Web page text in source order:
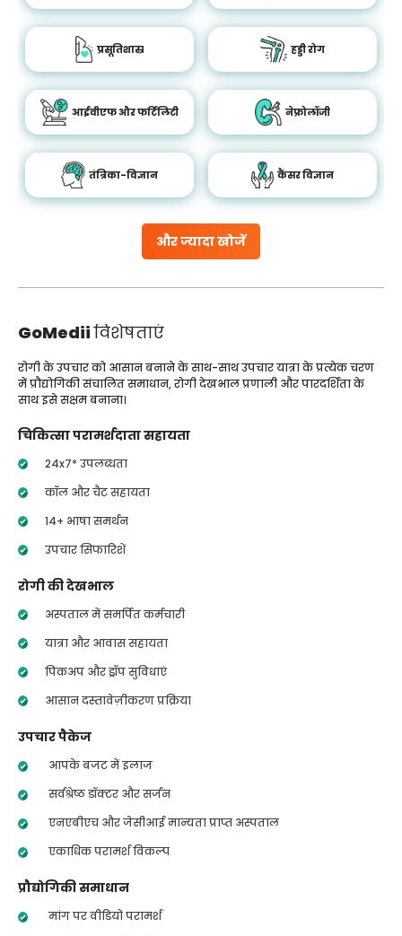
और ज्यादा खोजें
प्रसूतिशास्र हड्डी रोग
आईवीएफ और फर्टिलिटी नेफ्रोलॉजी
तंत्रिका-विज्ञान कैंसर विज्ञान
GoMediiविशेषताएं
रोगी के उपचार को आसान बनाने के साथ-साथ उपचार यात्रा के प्रत्येक चरण
में प्रौद्योगिकी संचालित समाधान, रोगी देखभाल प्रणाली और पारदर्शिता के
साथ इसे सक्षम बनाना।
चिकित्सा परामर्शदाता सहायता
24x7* उपलब्धता
कॉल और चैट सहायता
14+ भाषा समर्थन
उपचार सिफारिशें
रोगी की देखभाल
अस्पताल में समर्पित कर्मचारी
यात्रा और आवास सहायता
पिकअप और ड्रॉप सुविधाएं
आसान दस्तावेज़ीकरण प्रक्रिया
उपचार पैकेज
आपके बजट में इलाज
सर्वश्रेष्ठ डॉक्टर और सर्जन
एनएबीएच और जेसीआई मान्यता प्राप्त अस्पताल
एकाधिक परामर्श विकल्प
प्रौद्योगिकी समाधान
मांग पर वीडियो परामर्श